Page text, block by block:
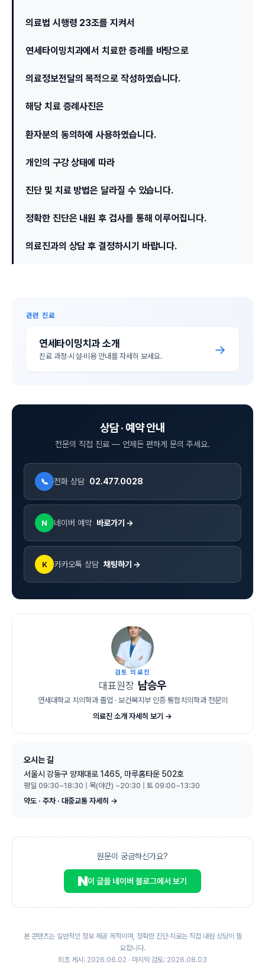
의료법 시행령 23조를 지켜서
연세타이밍치과에서 치료한 증례를 바탕으로
의료정보전달의 목적으로 작성하였습니다.
해당 치료 증례사진은
환자분의 동의하에 사용하였습니다.
개인의 구강 상태에 따라
진단 및 치료 방법은 달라질 수 있습니다.
정확한 진단은 내원 후 검사를 통해 이루어집니다.
의료진과의 상담 후 결정하시기 바랍니다.
관련 진료
연세타이밍치과 소개
진료 과정·시설·비용 안내를 자세히 보세요. →
상담 · 예약 안내
전문의 직접 진료 — 언제든 편하게 문의 주세요.
📞 전화 상담 02.477.0028
N 네이버 예약 바로가기 →
K 카카오톡 상담 채팅하기 →
검토 의료진
대표원장 남승우
연세대학교 치의학과 졸업 · 보건복지부 인증 통합치의학과 전문의
의료진 소개 자세히 보기 →
오시는 길
서울시 강동구 양재대로 1465, 마루홈타운 502호
평일 09:30~18:30 | 목(야간) ~20:30 | 토 09:00~13:30
약도 · 주차 · 대중교통 자세히 →
원문이 궁금하신가요?
이 글을 네이버 블로그에서 보기
본 콘텐츠는 일반적인 정보 제공 목적이며, 정확한 진단·치료는 직접 내원 상담이 필
요합니다.
최초 게시: 2026.06.02 · 마지막 검토: 2026.08.03